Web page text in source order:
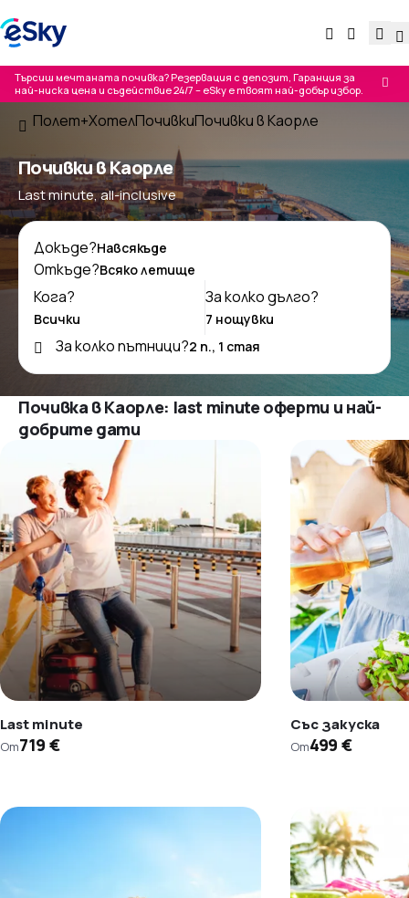
Търсиш мечтаната почивка? Резервация с депозит, Гаранция за
най-ниска цена и съдействие 24/7 – eSky е твоят най-добър избор.
Полет+ХотелПочивкиПочивки в Каорле
Почивки в Каорле
Last minute, all-inclusive
Докъде?
Откъде?
Кога?
За колко дълго?
За колко пътници?
Почивка в Каорле: last minute оферти и най-
добрите дати
Last minute
От719 €
Със закуска
От499 €